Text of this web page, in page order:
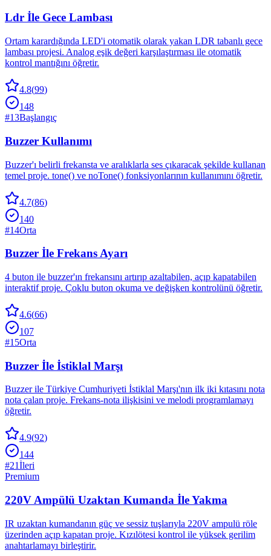
Ldr İle Gece Lambası
Ortam karardığında LED'i otomatik olarak yakan LDR tabanlı gece
lambası projesi. Analog eşik değeri karşılaştırması ile otomatik
kontrol mantığını öğretir.
4.8(99)
148
#13Başlangıç
Buzzer Kullanımı
Buzzer'ı belirli frekansta ve aralıklarla ses çıkaracak şekilde kullanan
temel proje. tone() ve noTone() fonksiyonlarının kullanımını öğretir.
4.7(86)
140
#14Orta
Buzzer İle Frekans Ayarı
4 buton ile buzzer'ın frekansını artırıp azaltabilen, açıp kapatabilen
interaktif proje. Çoklu buton okuma ve değişken kontrolünü öğretir.
4.6(66)
107
#15Orta
Buzzer İle İstiklal Marşı
Buzzer ile Türkiye Cumhuriyeti İstiklal Marşı'nın ilk iki kıtasını nota
nota çalan proje. Frekans-nota ilişkisini ve melodi programlamayı
öğretir.
4.9(92)
144
#21İleri
Premium
220V Ampülü Uzaktan Kumanda İle Yakma
IR uzaktan kumandanın güç ve sessiz tuşlarıyla 220V ampulü röle
üzerinden açıp kapatan proje. Kızılötesi kontrol ile yüksek gerilim
anahtarlamayı birleştirir.